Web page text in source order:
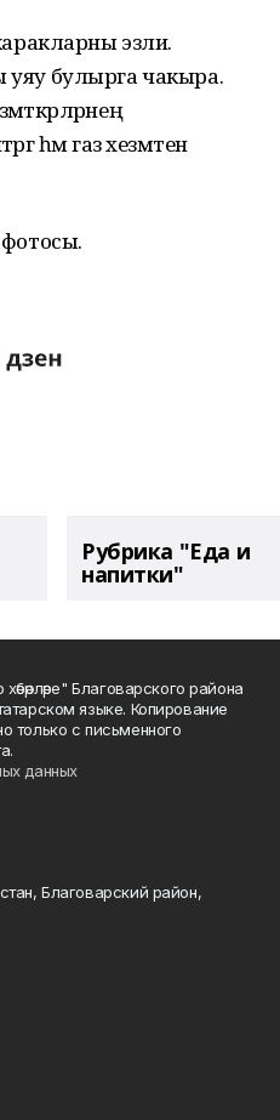
эзли.
булырга чакыра.
һәм газ хезмәтенә
Рубрика "Еда и
напитки"
Благоварского района
языке. Копирование
только с письменного
данных
Благоварский район,